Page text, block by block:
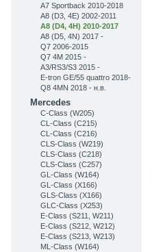
A7 Sportback 2010-2018
A8 (D3, 4E) 2002-2011
A8 (D4, 4H) 2010-2017
A8 (D5, 4N) 2017 -
Q7 2006-2015
Q7 4M 2015 -
A3/RS3/S3 2015 -
E-tron GE/55 quattro 2018-
Q8 4MN 2018 - н.в.
Mercedes
C-Class (W205)
CL-Class (C215)
CL-Class (C216)
CLS-Class (W219)
CLS-Class (C218)
CLS-Class (C257)
GL-Class (W164)
GL-Class (X166)
GLS-Class (X166)
GLC-Class (X253)
Е-Class (S211, W211)
E-Class (S212, W212)
E-Class (S213, W213)
ML-Class (W164)